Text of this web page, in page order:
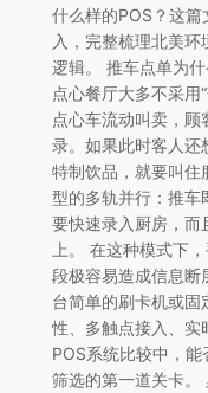
什么样的POS？这
入，完整梳理北美
逻辑。 推车点单为
点心餐厅大多不采
点心车流动叫卖，
录。如果此时客人还
特制饮品，就要叫住
型的多轨并行：推车
要快速录入厨房，而
上。 在这种模式下
段极容易造成信息断
台简单的刷卡机或固
性、多触点接入、实
POS系统比较中，
筛选的第一道关卡。